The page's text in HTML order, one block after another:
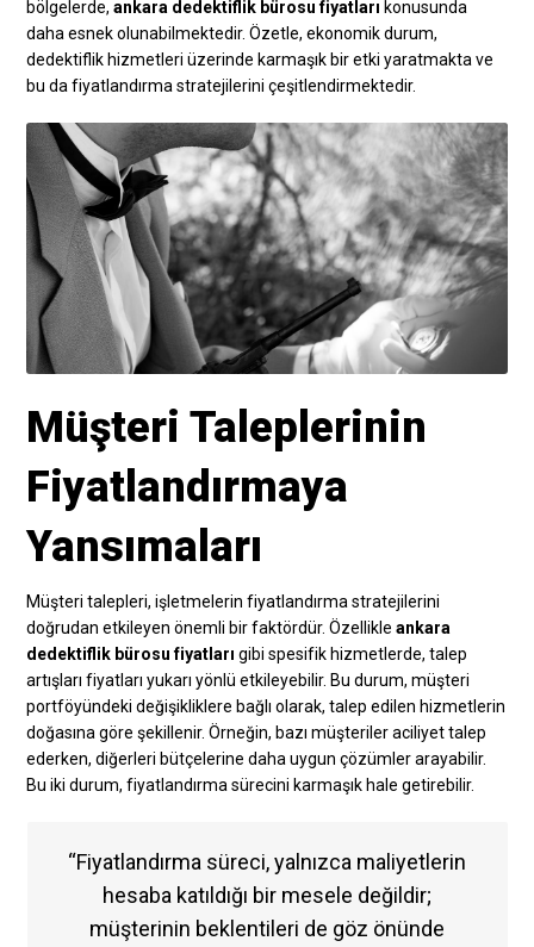
bölgelerde,ankara dedektiflik bürosu fiyatları konusunda
daha esnek olunabilmektedir. Özetle, ekonomik durum,
dedektiflik hizmetleri üzerinde karmaşık bir etki yaratmakta ve
bu da fiyatlandırma stratejilerini çeşitlendirmektedir.
Müşteri Taleplerinin
Fiyatlandırmaya
Yansımaları
Müşteri talepleri, işletmelerin fiyatlandırma stratejilerini
doğrudan etkileyen önemli bir faktördür. Özellikleankara
dedektiflik bürosu fiyatları gibi spesifik hizmetlerde, talep
artışları fiyatları yukarı yönlü etkileyebilir. Bu durum, müşteri
portföyündeki değişikliklere bağlı olarak, talep edilen hizmetlerin
doğasına göre şekillenir. Örneğin, bazı müşteriler aciliyet talep
ederken, diğerleri bütçelerine daha uygun çözümler arayabilir.
Bu iki durum, fiyatlandırma sürecini karmaşık hale getirebilir.
“Fiyatlandırma süreci, yalnızca maliyetlerin
hesaba katıldığı bir mesele değildir;
müşterinin beklentileri de göz önünde